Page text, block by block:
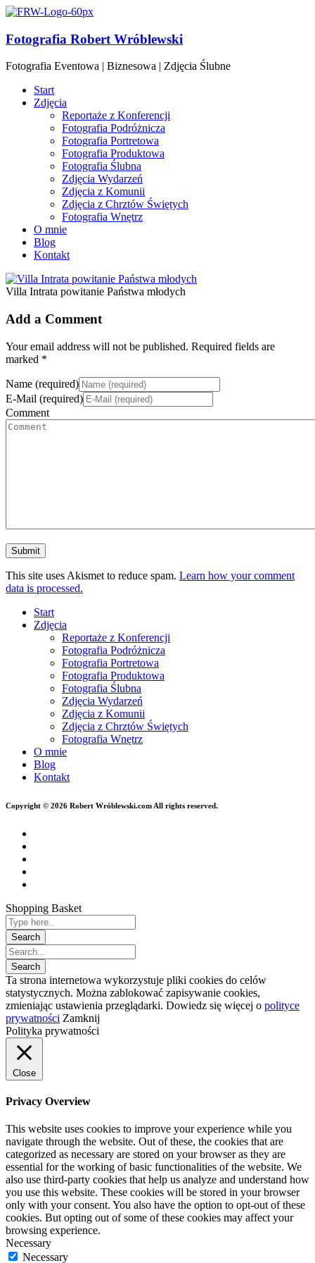
Fotografia Robert Wróblewski
Fotografia Eventowa | Biznesowa | Zdjęcia Ślubne
Start
Zdjęcia
Reportaże z Konferencji
Fotografia Podróżnicza
Fotografia Portretowa
Fotografia Produktowa
Fotografia Ślubna
Zdjęcia Wydarzeń
Zdjęcia z Komunii
Zdjęcia z Chrztów Świętych
Fotografia Wnętrz
O mnie
Blog
Kontakt
Villa Intrata powitanie Państwa młodych
Add a Comment
Your email address will not be published. Required fields are
marked *
Name (required)
E-Mail (required)
Comment
This site uses Akismet to reduce spam. Learn how your comment
data is processed.
Start
Zdjęcia
Reportaże z Konferencji
Fotografia Podróżnicza
Fotografia Portretowa
Fotografia Produktowa
Fotografia Ślubna
Zdjęcia Wydarzeń
Zdjęcia z Komunii
Zdjęcia z Chrztów Świętych
Fotografia Wnętrz
O mnie
Blog
Kontakt
Copyright © 2026 Robert Wróblewski.com All rights reserved.
Shopping Basket
Ta strona internetowa wykorzystuje pliki cookies do celów
statystycznych. Można zablokować zapisywanie cookies,
zmieniając ustawienia przeglądarki. Dowiedz się więcej o polityce
prywatności Zamknij
Polityka prywatności
Close
Privacy Overview
This website uses cookies to improve your experience while you
navigate through the website. Out of these, the cookies that are
categorized as necessary are stored on your browser as they are
essential for the working of basic functionalities of the website. We
also use third-party cookies that help us analyze and understand how
you use this website. These cookies will be stored in your browser
only with your consent. You also have the option to opt-out of these
cookies. But opting out of some of these cookies may affect your
browsing experience.
Necessary
Necessary